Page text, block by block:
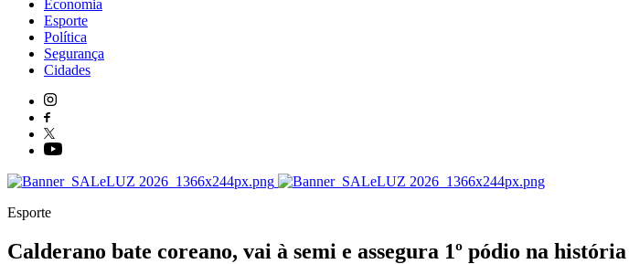
Economia
Esporte
Política
Segurança
Cidades
Esporte
Calderano bate coreano, vai à semi e assegura 1º pódio na